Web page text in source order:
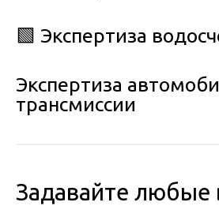
🟩 Экспертиза
Экспертиза
трансмиссии
Задавайте любые